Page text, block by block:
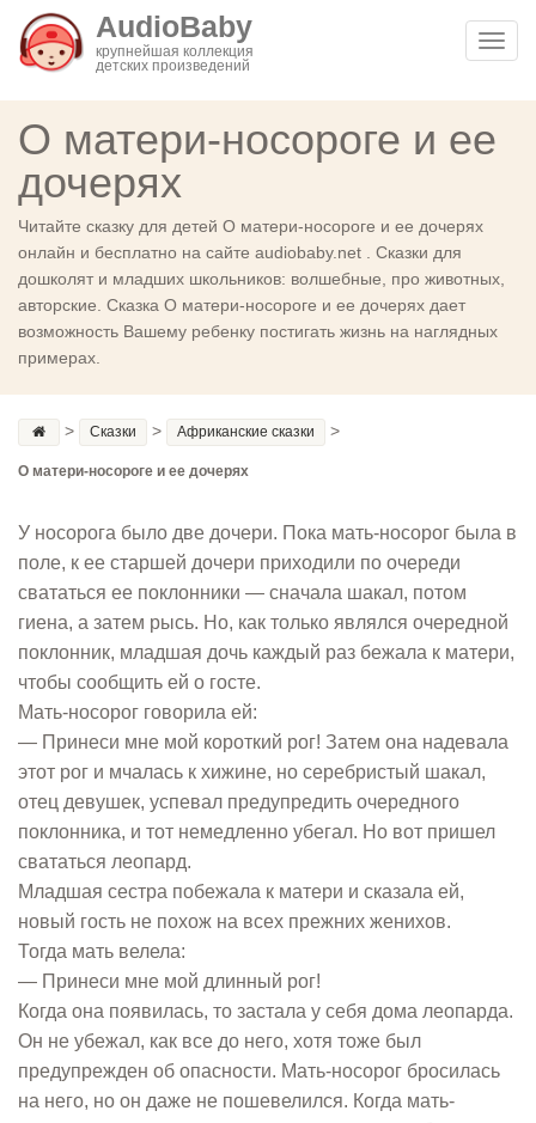
AudioBaby
крупнейшая коллекция
детских произведений
О матери-носороге и ее
дочерях
Читайте сказку для детей О матери-носороге и ее дочерях
онлайн и бесплатно на сайте audiobaby.net . Сказки для
дошколят и младших школьников: волшебные, про животных,
авторские. Сказка О матери-носороге и ее дочерях дает
возможность Вашему ребенку постигать жизнь на наглядных
примерах.
> Сказки > Африканские сказки >
О матери-носороге и ее дочерях
У носорога было две дочери. Пока мать-носорог была в
поле, к ее старшей дочери приходили по очереди
свататься ее поклонники — сначала шакал, потом
гиена, а затем рысь. Но, как только являлся очередной
поклонник, младшая дочь каждый раз бежала к матери,
чтобы сообщить ей о госте.
Мать-носорог говорила ей:
— Принеси мне мой короткий рог! Затем она надевала
этот рог и мчалась к хижине, но серебристый шакал,
отец девушек, успевал предупредить очередного
поклонника, и тот немедленно убегал. Но вот пришел
свататься леопард.
Младшая сестра побежала к матери и сказала ей,
новый гость не похож на всех прежних женихов.
Тогда мать велела:
— Принеси мне мой длинный рог!
Когда она появилась, то застала у себя дома леопарда.
Он не убежал, как все до него, хотя тоже был
предупрежден об опасности. Мать-носорог бросилась
на него, но он даже не пошевелился. Когда мать-